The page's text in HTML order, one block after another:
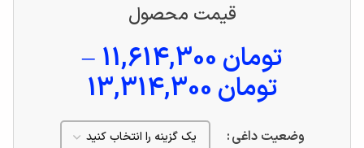
قیمت محصول
تومان –
تومان
وضعیت داغی